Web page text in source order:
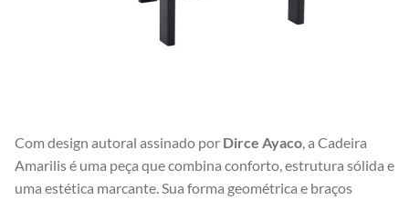
Com design autoral assinado por Dirce Ayaco , a Cadeira
Amarilis é uma peça que combina conforto, estrutura sólida e
uma estética marcante. Sua forma geométrica e braços